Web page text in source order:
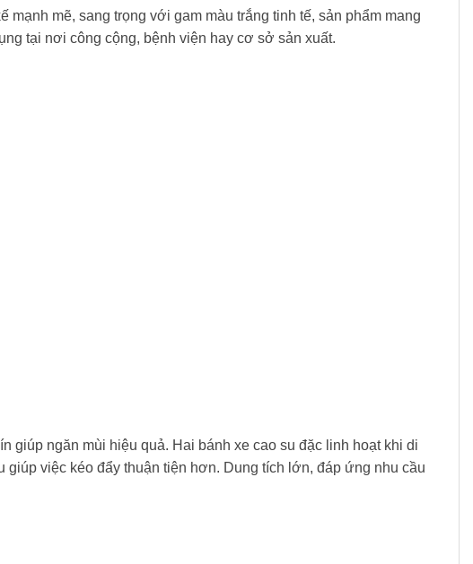
mẽ, sang trọng với gam màu trắng tinh tế, sản phẩm mang
tại nơi công cộng, bệnh viện hay cơ sở sản xuất.
ngăn mùi hiệu quả. Hai bánh xe cao su đặc linh hoạt khi di
giúp việc kéo đẩy thuận tiện hơn. Dung tích lớn, đáp ứng nhu cầu